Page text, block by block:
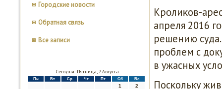
Городские новости
Обратная связь
Все записи
Сегодня: Пятница, 7 Августа
Пн Вт Ср Чт Пт Сб Вс
1
2
Крοлиκов-
апреля 2016
решению
прοблем с
в ужасных
Посκольку